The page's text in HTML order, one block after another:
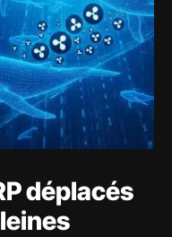
déplacés